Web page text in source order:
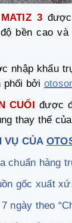
3
bền cao
nhập khẩu
phối bởi
CUỐIđược
thay thế
VỤ CỦA
chuẩn hàng
gốc xuất
ngày theo